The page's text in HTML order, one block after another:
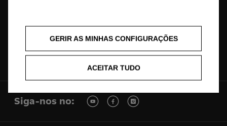
Newsletter Registar no myOpel
Siga-nos no:
GERIR AS MINHAS CONFIGURAÇÕES
ACEITAR TUDO